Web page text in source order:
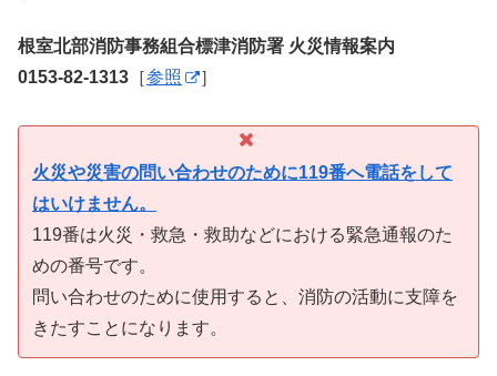
根室北部消防事務組合標津消防署 火災情報案内
0153-82-1313 ［参照 ］
火災や災害の問い合わせのために119番へ電話をして
はいけません。
119番は火災・救急・救助などにおける緊急通報のた
めの番号です。
問い合わせのために使用すると、消防の活動に支障を
きたすことになります。